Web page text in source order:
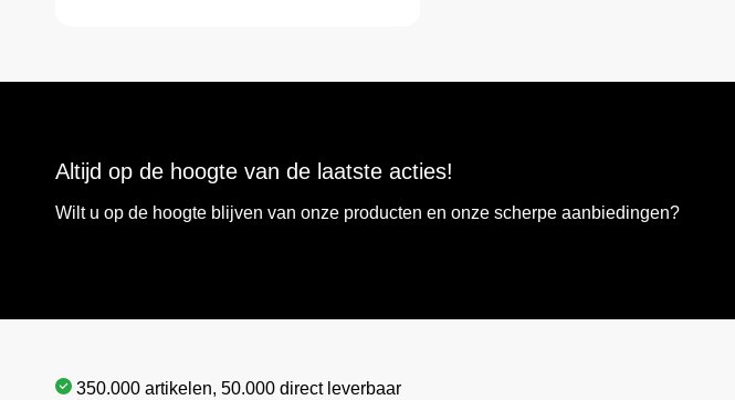
Altijd op de hoogte van de laatste acties!
Wilt u op de hoogte blijven van onze producten en onze scherpe aanbiedingen?
350.000 artikelen, 50.000 direct leverbaar